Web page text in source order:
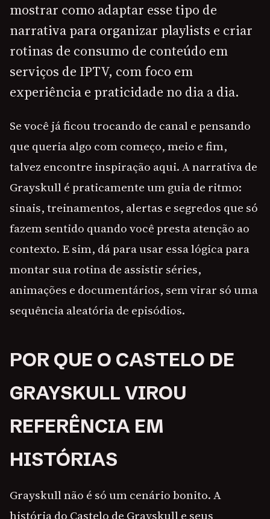
mostrar como adaptar esse tipo de
narrativa para organizar playlists e criar
rotinas de consumo de conteúdo em
serviços de IPTV, com foco em
experiência e praticidade no dia a dia.
Se você já ficou trocando de canal e pensando
que queria algo com começo, meio e fim,
talvez encontre inspiração aqui. A narrativa de
Grayskull é praticamente um guia de ritmo:
sinais, treinamentos, alertas e segredos que só
fazem sentido quando você presta atenção ao
contexto. E sim, dá para usar essa lógica para
montar sua rotina de assistir séries,
animações e documentários, sem virar só uma
sequência aleatória de episódios.
POR QUE O CASTELO DE
GRAYSKULL VIROU
REFERÊNCIA EM
HISTÓRIAS
Grayskull não é só um cenário bonito. A
história do Castelo de Grayskull e seus